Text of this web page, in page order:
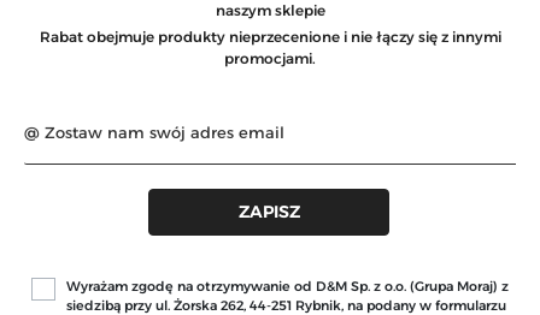
naszym sklepie
Rabat obejmuje produkty nieprzecenione i nie łączy się z innymi
promocjami.
Wyrażam zgodę na otrzymywanie od D&M Sp. z o.o. (Grupa Moraj) z
siedzibą przy ul. Żorska 262, 44-251 Rybnik, na podany w formularzu